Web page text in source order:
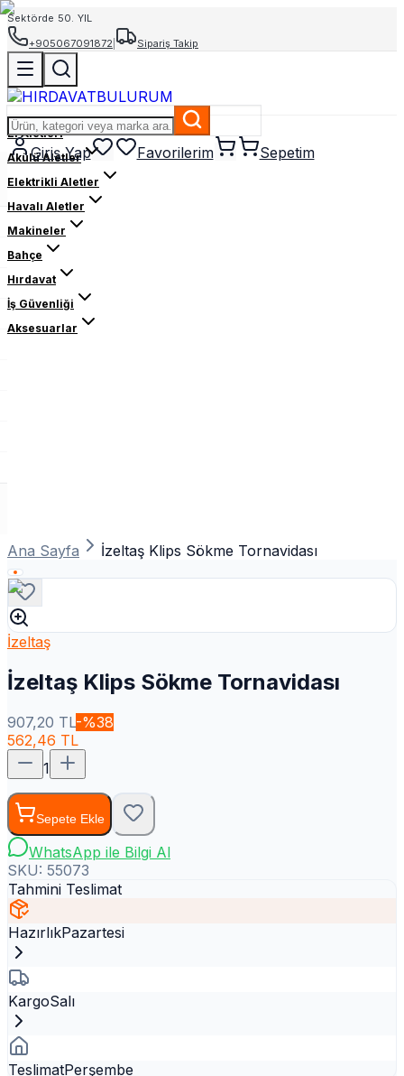
Sektörde 50. YIL
+905067091872
Sipariş Takip
Giriş Yap Favorilerim Sepetim
El Aletleri
Akülü Aletler
Elektrikli Aletler
Havalı Aletler
Makineler
Bahçe
Hırdavat
İş Güvenliği
Aksesuarlar
Ana Sayfa İzeltaş Klips Sökme Tornavidası
İzeltaş
İzeltaş Klips Sökme Tornavidası
907,20 TL-%38
562,46 TL
1
Sepete Ekle
WhatsApp ile Bilgi Al
SKU: 55073
Tahmini Teslimat
HazırlıkPazartesi
KargoSalı
TeslimatPerşembe